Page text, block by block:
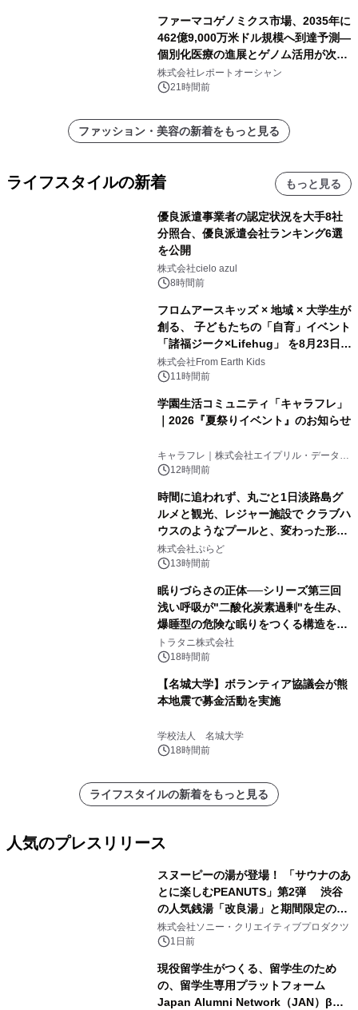
ファーマコゲノミクス市場、2035年に
462億9,000万米ドル規模へ到達予測―
個別化医療の進展とゲノム活用が次世
代ヘルスケア投資を加速
株式会社レポートオーシャン
21時間前
ファッション・美容の新着をもっと見る
ライフスタイルの新着 もっと見る
優良派遣事業者の認定状況を大手8社
分照合、優良派遣会社ランキング6選
を公開
株式会社cielo azul
8時間前
フロムアースキッズ × 地域 × 大学生が
創る、 子どもたちの「自育」イベント
「諸福ジーク×Lifehug」 を8月23日
(日)開催
株式会社From Earth Kids
11時間前
学園生活コミュニティ「キャラフレ」
｜2026『夏祭りイベント』のお知らせ
キャラフレ｜株式会社エイプリル・データ・
デザインズ
12時間前
時間に追われず、丸ごと1日淡路島グ
ルメと観光、レジャー施設で クラブハ
ウスのようなプールと、変わった形の
サウナも 「THE BOXY AWAJI」のお
得な素泊まり連泊プランで
株式会社ぷらど
13時間前
眠りづらさの正体──シリーズ第三回
浅い呼吸が"二酸化炭素過剰"を生み、
爆睡型の危険な眠りをつくる構造を解
説
トラタニ株式会社
18時間前
【名城大学】ボランティア協議会が熊
本地震で募金活動を実施
学校法人 名城大学
18時間前
ライフスタイルの新着をもっと見る
人気のプレスリリース
スヌーピーの湯が登場！ 「サウナのあ
とに楽しむPEANUTS」第2弾 渋谷
の人気銭湯「改良湯」と期間限定のコ
ラボレーション サウナイキタイコラ
ボグッズも発売決定！
株式会社ソニー・クリエイティブプロダクツ
1日前
現役留学生がつくる、留学生のため
の、留学生専用プラットフォーム
Japan Alumni Network（JAN）β版